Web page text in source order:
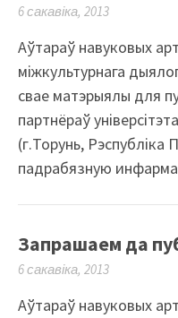
6 сакавіка, 2013
Аўтараў навуковых
міжкультурнага
свае матэрыялы для
партнёраў
(г.Торунь,
падрабязную
Запрашаем да
6 сакавіка, 2013
Аўтараў навуковых